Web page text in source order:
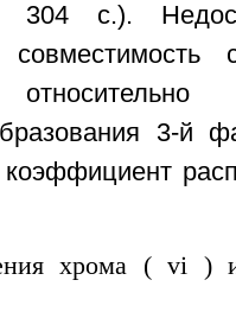
304 с.).
3-